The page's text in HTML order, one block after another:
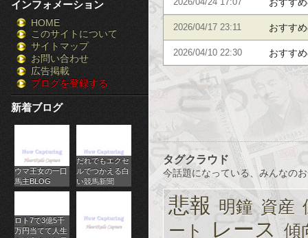
株
FX
競
馬
チ
ス
ロ
オ
インフォメーション
HOME
このサイトについて
サイトマップ
お問い合わせ
広告掲載
ブログを登録する
新着ブログ
ウマ王女の一口
馬主BLOG
だれでもエクセ
ルでつかえる白
い競馬新聞
ロト7で3億5千
万円当てて人生
2026/04/24 17:07
2026/04/17 23:11 おすす
2026/04/10 22:30 おすす
タグクラウド
今話題になっている、みんなの
悲報 明鐘 資産
ート
レース 傾